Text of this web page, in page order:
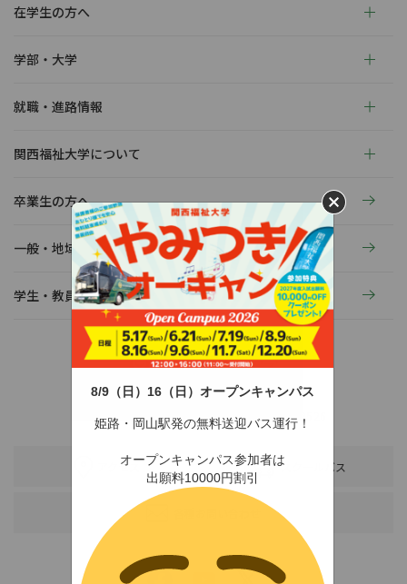
8/9（日）16（日）オープンキャンパス
姫路・岡山駅発の無料送迎バス運行！
オープンキャンパス参加者は
出願料10000円割引
在学生の方へ
学部・大学
就職・進路情報
関西福祉大学について
卒業生の方へ
一般・地域の方へ
学生・教員の活動
〒678-0255 兵庫県赤穂市新田380-3
TEL：0791-46-2525（代）FAX：0791-46-2526
アクセス スクールバス